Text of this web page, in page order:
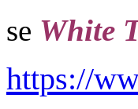
se White
https://